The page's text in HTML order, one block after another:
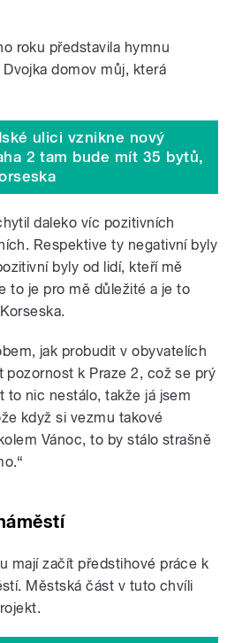
roku představila hymnu
domov můj, která
ulici vznikne nový
2 tam bude mít 35 bytů,
daleko víc pozitivních
Respektive ty negativní byly
byly od lidí, kteří mě
to je pro mě důležité a je to
jak probudit v obyvatelích
pozornost k Praze 2, což se prý
to nic nestálo, takže já jsem
když si vezmu takové
Vánoc, to by stálo strašně
mají začít předstihové práce k
Městská část v tuto chvíli